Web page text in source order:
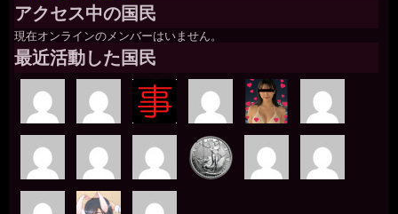
アクセス中の国民
現在オンラインのメンバーはいません。
最近活動した国民